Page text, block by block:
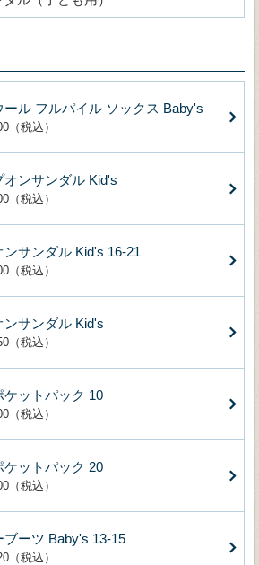
ール フルパイル ソックス Baby's
（税込）
オンサンダル Kid's
（税込）
ンサンダル Kid's 16-21
（税込）
ンサンダル Kid's
（税込）
ケットパック 10
（税込）
ケットパック 20
（税込）
ブーツ Baby's 13-15
（税込）